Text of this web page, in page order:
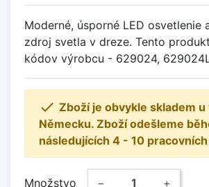
Moderné, úsporné LED osvetlenie
zdroj svetla v dreze. Tento
kódov výrobcu - 629024,
 Zboží je obvykle skladem
Německu. Zboží odešleme
následujících 4 - 10
Množstvo − +